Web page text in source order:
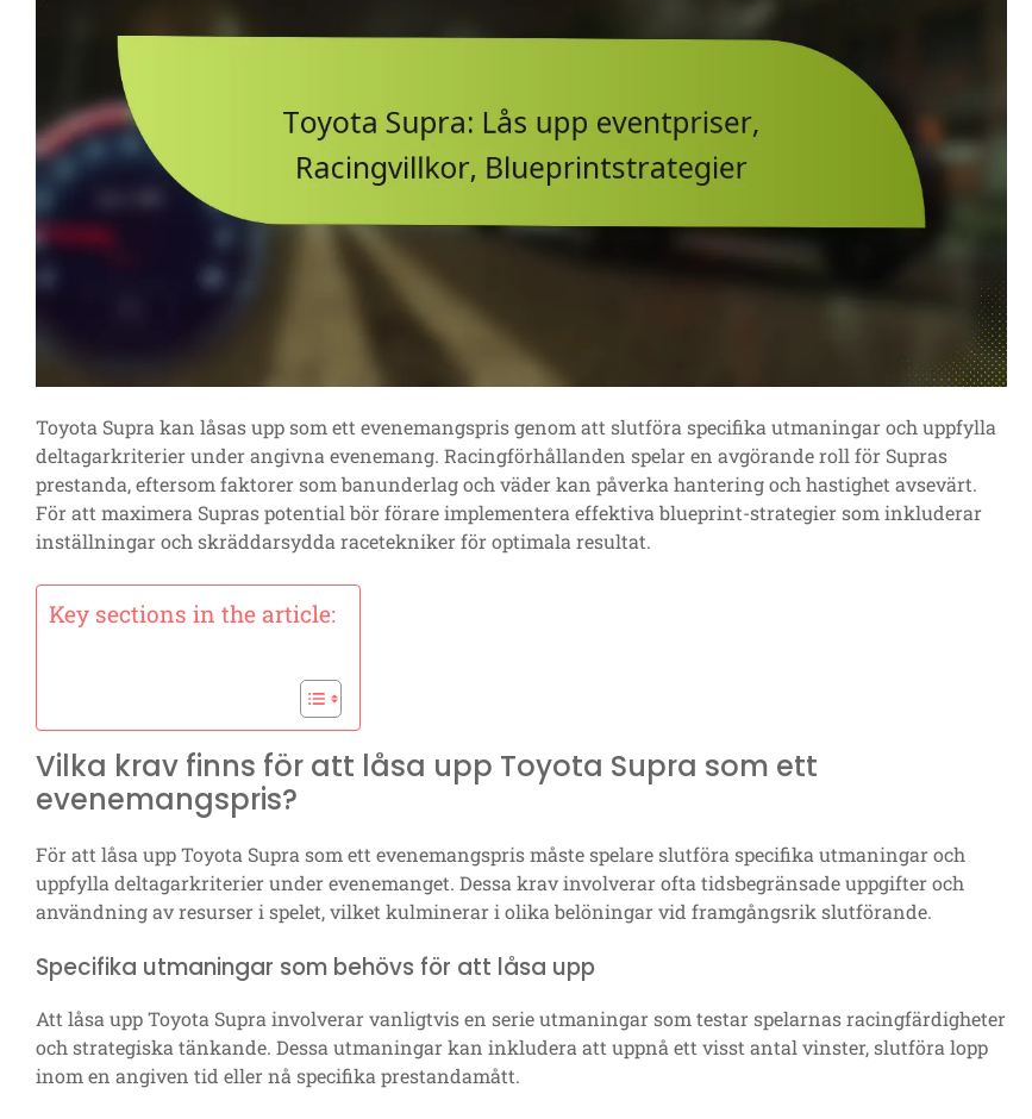
Toyota Supra kan låsas upp som ett evenemangspris genom att slutföra specifika utmaningar och uppfylla
deltagarkriterier under angivna evenemang. Racingförhållanden spelar en avgörande roll för Supras
prestanda, eftersom faktorer som banunderlag och väder kan påverka hantering och hastighet avsevärt.
För att maximera Supras potential bör förare implementera effektiva blueprint-strategier som inkluderar
inställningar och skräddarsydda racetekniker för optimala resultat.
Key sections in the article:
Vilka krav finns för att låsa upp Toyota Supra som ett
evenemangspris?
För att låsa upp Toyota Supra som ett evenemangspris måste spelare slutföra specifika utmaningar och
uppfylla deltagarkriterier under evenemanget. Dessa krav involverar ofta tidsbegränsade uppgifter och
användning av resurser i spelet, vilket kulminerar i olika belöningar vid framgångsrik slutförande.
Specifika utmaningar som behövs för att låsa upp
Att låsa upp Toyota Supra involverar vanligtvis en serie utmaningar som testar spelarnas racingfärdigheter
och strategiska tänkande. Dessa utmaningar kan inkludera att uppnå ett visst antal vinster, slutföra lopp
inom en angiven tid eller nå specifika prestandamått.